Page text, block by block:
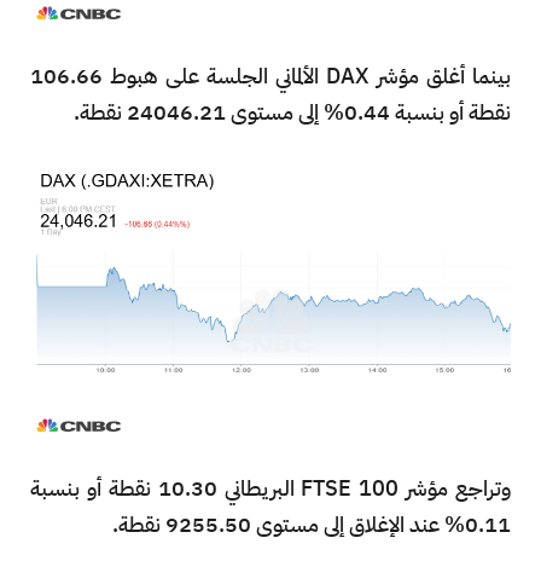
بينما أغلق مؤشر DAX الألماني الجلسة على هبوط 106.66
نقطة أو بنسبة 0.44% إلى مستوى 24046.21 نقطة.
وتراجع مؤشر FTSE 100 البريطاني 10.30 نقطة أو بنسبة
0.11% عند الإغلاق إلى مستوى 9255.50 نقطة.